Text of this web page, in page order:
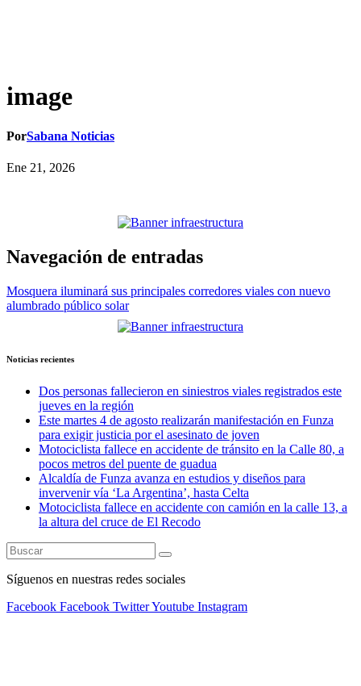
image
PorSabana Noticias
Ene 21, 2026
Navegación de entradas
Mosquera iluminará sus principales corredores viales con nuevo
alumbrado público solar
Noticias recientes
Dos personas fallecieron en siniestros viales registrados este
jueves en la región
Este martes 4 de agosto realizarán manifestación en Funza
para exigir justicia por el asesinato de joven
Motociclista fallece en accidente de tránsito en la Calle 80, a
pocos metros del puente de guadua
Alcaldía de Funza avanza en estudios y diseños para
invervenir vía ‘La Argentina’, hasta Celta
Motociclista fallece en accidente con camión en la calle 13, a
la altura del cruce de El Recodo
Síguenos en nuestras redes sociales
Facebook Facebook TwitterYoutube Instagram